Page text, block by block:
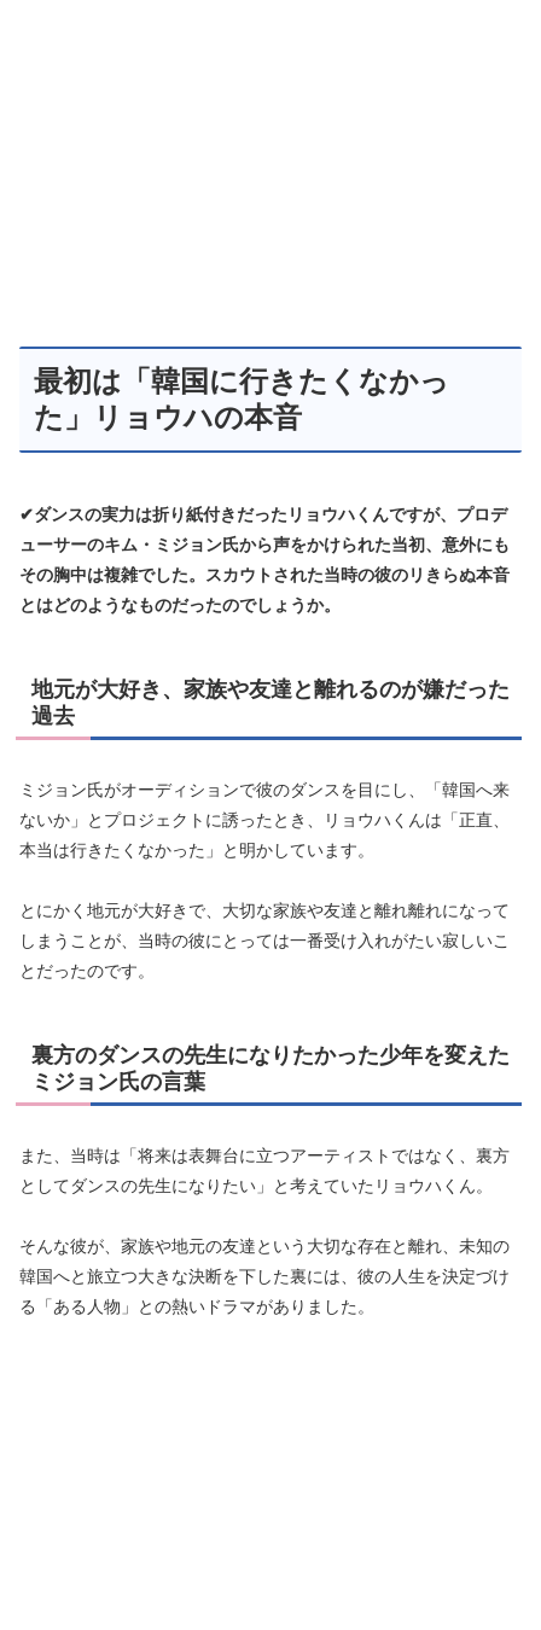
最初は「韓国に行きたくなかっ
た」リョウハの本音
✔ダンスの実力は折り紙付きだったリョウハくんですが、プロデ
ューサーのキム・ミジョン氏から声をかけられた当初、意外にも
その胸中は複雑でした。スカウトされた当時の彼のリきらぬ本音
とはどのようなものだったのでしょうか。
地元が大好き、家族や友達と離れるのが嫌だった
過去
ミジョン氏がオーディションで彼のダンスを目にし、「韓国へ来
ないか」とプロジェクトに誘ったとき、リョウハくんは「正直、
本当は行きたくなかった」と明かしています。
とにかく地元が大好きで、大切な家族や友達と離れ離れになって
しまうことが、当時の彼にとっては一番受け入れがたい寂しいこ
とだったのです。
裏方のダンスの先生になりたかった少年を変えた
ミジョン氏の言葉
また、当時は「将来は表舞台に立つアーティストではなく、裏方
としてダンスの先生になりたい」と考えていたリョウハくん。
そんな彼が、家族や地元の友達という大切な存在と離れ、未知の
韓国へと旅立つ大きな決断を下した裏には、彼の人生を決定づけ
る「ある人物」との熱いドラマがありました。